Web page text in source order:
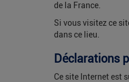
de la France.
Si vous visitez ce
dans ce lieu.
Déclarations
Ce site Internet est